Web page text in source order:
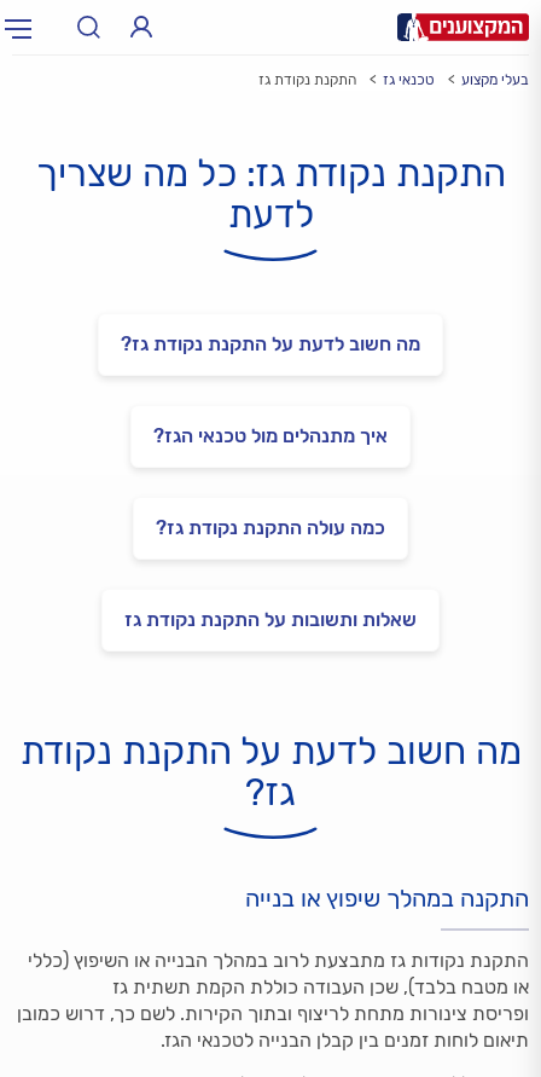
עירעיר: תל אביב, חיפה…
בעלי מקצוע טכנאי גז התקנת נקודת גז
התקנת נקודת גז: כל מה שצריך
לדעת
מה חשוב לדעת על התקנת נקודת גז?
איך מתנהלים מול טכנאי הגז?
כמה עולה התקנת נקודת גז?
שאלות ותשובות על התקנת נקודת גז
מה חשוב לדעת על התקנת נקודת
גז?
התקנה במהלך שיפוץ או בנייה
התקנת נקודות גז מתבצעת לרוב במהלך הבנייה או השיפוץ (כללי
או מטבח בלבד), שכן העבודה כוללת הקמת תשתית גז
ופריסת צינורות מתחת לריצוף ובתוך הקירות. לשם כך, דרוש כמובן
תיאום לוחות זמנים בין קבלן הבנייה לטכנאי הגז.